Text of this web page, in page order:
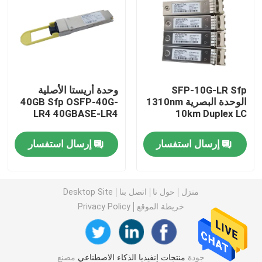
وحدة 25G SFP28
وحدة 10G SFP
جهاز الإرسال والاستقبال البصري Finisar
بطاقة محول الشبكة
مفتاح Brocade SAN
رخصة بروكيد POD
SFP-10G-LR Sfp
الوحدة البصرية 1310nm
10km Duplex LC
إرسال استفسار
وحدة أريستا الأصلية
40GB Sfp OSFP-40G-
LR4 40GBASE-LR4
إرسال استفسار
منزل حول نا اتصل بنا
Desktop Site
خريطة الموقع
Privacy Policy
جودة منتجات إنفيديا الذكاء الاصطناعي مصنع